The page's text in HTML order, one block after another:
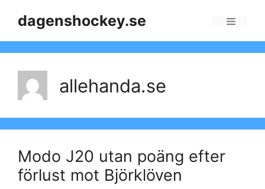
dagenshockey.se
allehanda.se
Modo J20 utan poäng efter
förlust mot Björklöven